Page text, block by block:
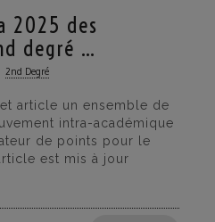
2025 des
degré …
2nd Degré
article un ensemble de
intra-académique
de points pour le
est mis à jour